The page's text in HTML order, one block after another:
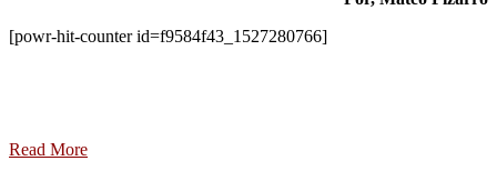
[powr-hit-counter id=f9584f43_1527280766]
Read More